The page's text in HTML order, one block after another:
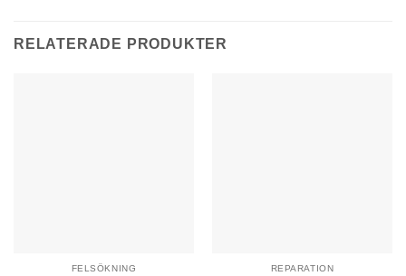
RELATERADE PRODUKTER
FELSÖKNING REPARATION